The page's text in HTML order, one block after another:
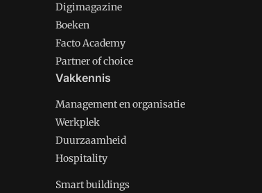
Digimagazine
Boeken
Facto Academy
Partner of choice
Vakkennis
Management en organisatie
Werkplek
Duurzaamheid
Hospitality
Smart buildings